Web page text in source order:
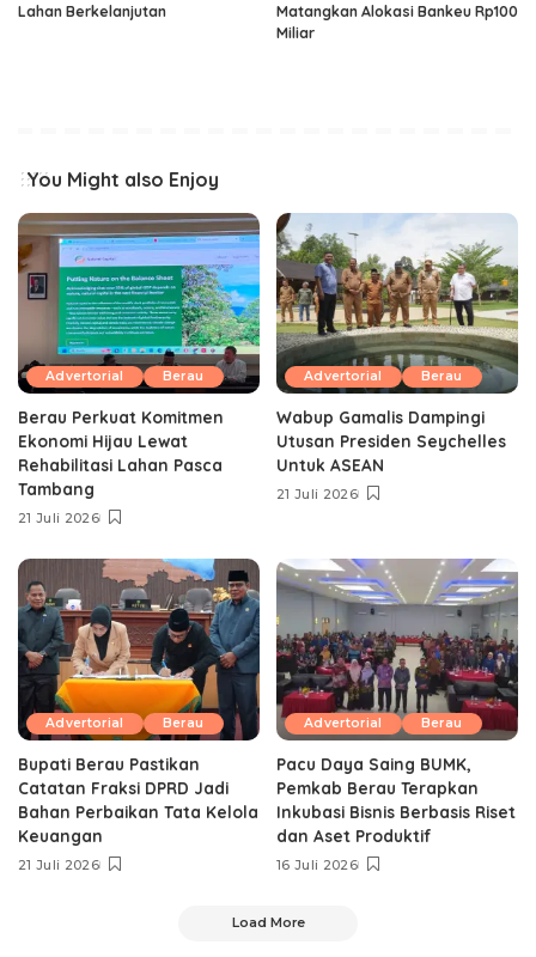
Lahan Berkelanjutan
Matangkan Alokasi Bankeu Rp100
Miliar
You Might also Enjoy
Advertorial Berau
Berau Perkuat Komitmen
Ekonomi Hijau Lewat
Rehabilitasi Lahan Pasca
Tambang
21 Juli 2026
Advertorial Berau
Wabup Gamalis Dampingi
Utusan Presiden Seychelles
Untuk ASEAN
21 Juli 2026
Advertorial Berau
Bupati Berau Pastikan
Catatan Fraksi DPRD Jadi
Bahan Perbaikan Tata Kelola
Keuangan
21 Juli 2026
Advertorial Berau
Pacu Daya Saing BUMK,
Pemkab Berau Terapkan
Inkubasi Bisnis Berbasis Riset
dan Aset Produktif ‎
16 Juli 2026
Load More